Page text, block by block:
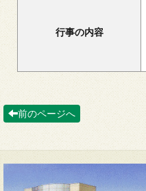
行事の内容
前のページへ